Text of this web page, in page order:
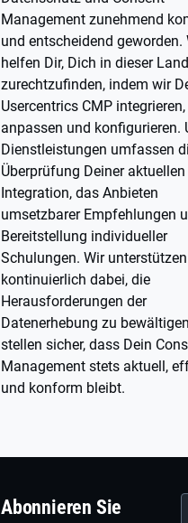
Management zunehmend
und entscheidend geworden.
helfen Dir, Dich in dieser
zurechtzufinden, indem wir
Usercentrics CMP integrieren,
anpassen und konfigurieren.
Dienstleistungen umfassen
Überprüfung Deiner aktuellen
Integration, das Anbieten
umsetzbarer Empfehlungen
Bereitstellung individueller
Schulungen. Wir
kontinuierlich dabei, die
Herausforderungen der
Datenerhebung zu
stellen sicher, dass Dein
Management stets aktuell,
und konform bleibt.
Abonnieren Sie